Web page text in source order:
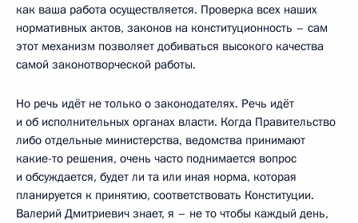
как ваша работа осуществляется. Проверка всех наших
нормативных актов, законов на конституционность – сам
этот механизм позволяет добиваться высокого качества
самой законотворческой работы.
Но речь идёт не только о законодателях. Речь идёт
и об исполнительных органах власти. Когда Правительство
либо отдельные министерства, ведомства принимают
какие-то решения, очень часто поднимается вопрос
и обсуждается, будет ли та или иная норма, которая
планируется к принятию, соответствовать Конституции.
Валерий Дмитриевич знает, я – не то чтобы каждый день,